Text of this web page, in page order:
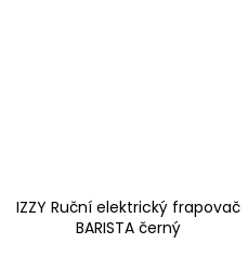
IZZY Ruční elektrický frapovač
BARISTA černý